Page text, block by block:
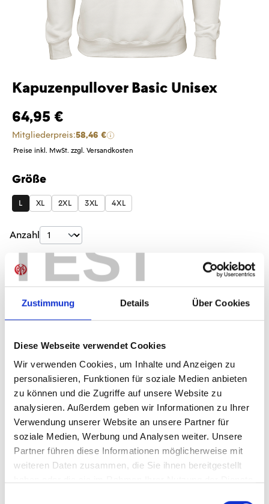
TEST
Zustimmung Details Über Cookies
Diese Webseite verwendet Cookies
Wir verwenden Cookies, um Inhalte und Anzeigen zu
personalisieren, Funktionen für soziale Medien anbieten
zu können und die Zugriffe auf unsere Website zu
analysieren. Außerdem geben wir Informationen zu Ihrer
Verwendung unserer Website an unsere Partner für
soziale Medien, Werbung und Analysen weiter. Unsere
Partner führen diese Informationen möglicherweise mit
weiteren Daten zusammen, die Sie ihnen bereitgestellt
Kapuzenpullover Basic Unisex
64,95 €
Mitgliederpreis:58,46 €
Preise inkl. MwSt. zzgl. Versandkosten
Größe
auswählen
L XL 2XL 3XL 4XL
Produkt Anzahl: Gib den gewünschten
Anzahl
Sofort verfügbar, Lieferzeit: 1-3 Tage
Produktdetails
ÄHNLICHE PRODUKTE